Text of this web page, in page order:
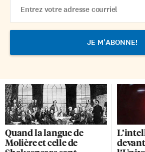
Address
Quand la langue de
Molière et celle de